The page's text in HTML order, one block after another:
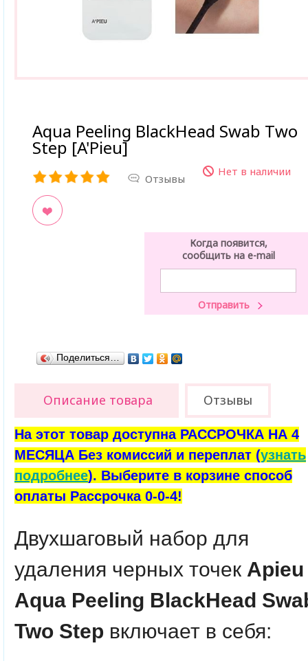
Aqua Peeling BlackHead Swab Two
Step [A'Pieu]
Отзывы
Нет в наличии
Когда появится,
сообщить на e-mail
Поделиться…
Описание товара Отзывы
На этот товар доступна РАССРОЧКА НА 4
МЕСЯЦА Без комиссий и переплат (узнать
подробнее). Выберите в корзине способ
оплаты Рассрочка 0-0-4!
Двухшаговый набор для
удаления черных точек Apieu
Aqua Peeling BlackHead
Two Step включает в себя: